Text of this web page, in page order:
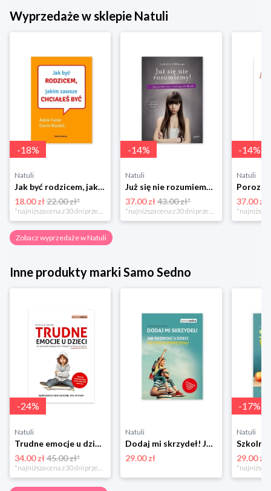
Wyprzedaże w sklepie Natuli
-18%
Natuli
Jak być rodzicem, jakim zawsze chciałeś być Media rodzina
18.00 zł22.00 zł*
*najniższa cena z 30 dni przed obniżką
-14%
Natuli
Już się nie rozumiemy! Jak przeżyć czas trzaskających drzwi Esprit
37.00 zł 43.00 zł*
*najniższa cena z 30 dni przed obniżką
-14%
Natuli
37.00 zł
Zobacz wyprzedaże w Natuli
Inne produkty marki Samo Sedno
-24%
Natuli
Trudne emocje u dzieci. Jak wspólnie rozwiązywać problemy w domu i w szkole Samo sedno
34.00 zł45.00 zł*
Natuli
Dodaj mi skrzydeł! Jak rozwijać u dzieci motywację wewnętrzną Samo sedno
29.00 zł
-17%
Natuli
29.00 zł